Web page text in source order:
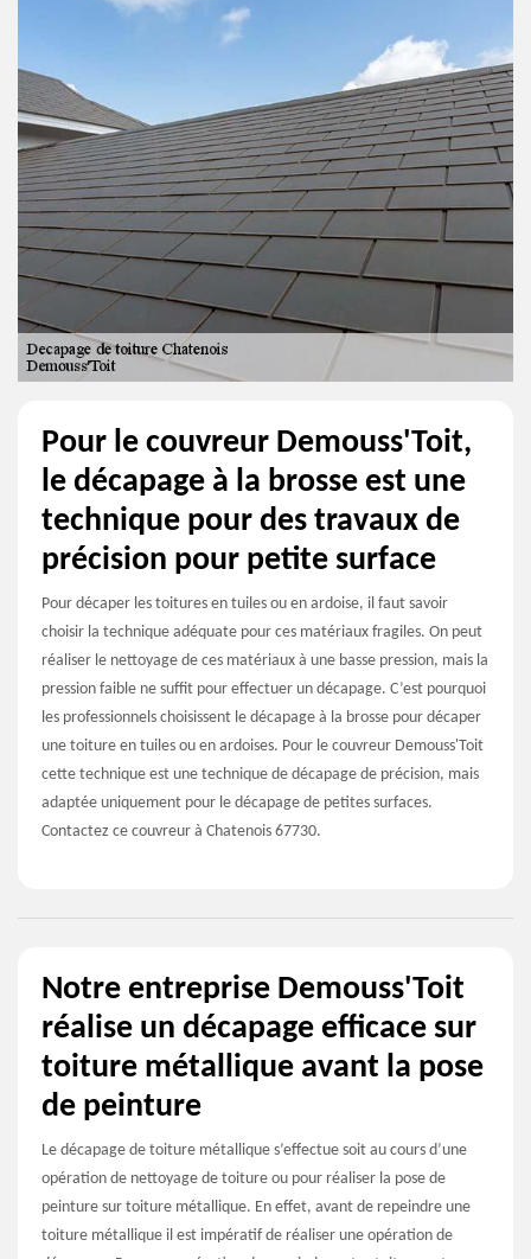
Pour le couvreur Demouss'Toit,
le décapage à la brosse est une
technique pour des travaux de
précision pour petite surface
Pour décaper les toitures en tuiles ou en ardoise, il faut savoir
choisir la technique adéquate pour ces matériaux fragiles. On peut
réaliser le nettoyage de ces matériaux à une basse pression, mais la
pression faible ne suffit pour effectuer un décapage. C’est pourquoi
les professionnels choisissent le décapage à la brosse pour décaper
une toiture en tuiles ou en ardoises. Pour le couvreur Demouss'Toit
cette technique est une technique de décapage de précision, mais
adaptée uniquement pour le décapage de petites surfaces.
Contactez ce couvreur à Chatenois 67730.
Notre entreprise Demouss'Toit
réalise un décapage efficace sur
toiture métallique avant la pose
de peinture
Le décapage de toiture métallique s’effectue soit au cours d’une
opération de nettoyage de toiture ou pour réaliser la pose de
peinture sur toiture métallique. En effet, avant de repeindre une
toiture métallique il est impératif de réaliser une opération de